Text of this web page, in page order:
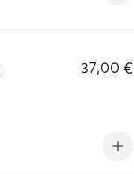
37,00 €